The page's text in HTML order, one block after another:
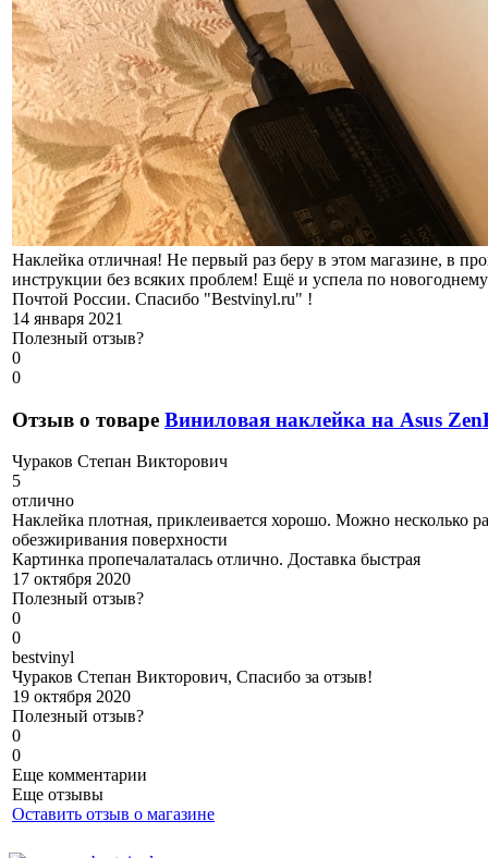
Наклейка отличная! Не первый раз беру в этом магазине, в
инструкции без всяких проблем! Ещё и успела по
Почтой России. Спасибо "Bestvinyl.ru" !
14 января 2021
Полезный отзыв?
0
0
Отзыв о товаре Виниловая наклейка на Asus
Чураков Степан Викторович
5
отлично
Наклейка плотная, приклеивается хорошо. Можно несколько
обезжиривания поверхности
Картинка пропечалаталась отлично. Доставка быстрая
17 октября 2020
Полезный отзыв?
0
0
bestvinyl
Чураков Степан Викторович, Спасибо за отзыв!
19 октября 2020
Полезный отзыв?
0
0
Еще комментарии
Еще отзывы
Оставить отзыв о магазине